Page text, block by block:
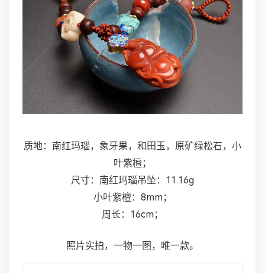
质地：南红玛瑙，象牙果，和田玉，原矿绿松石，小
叶紫檀；
尺寸：南红玛瑙吊坠：11.16g
小叶紫檀：8mm；
周长：16cm；
照片实拍，一物一图，唯一款。